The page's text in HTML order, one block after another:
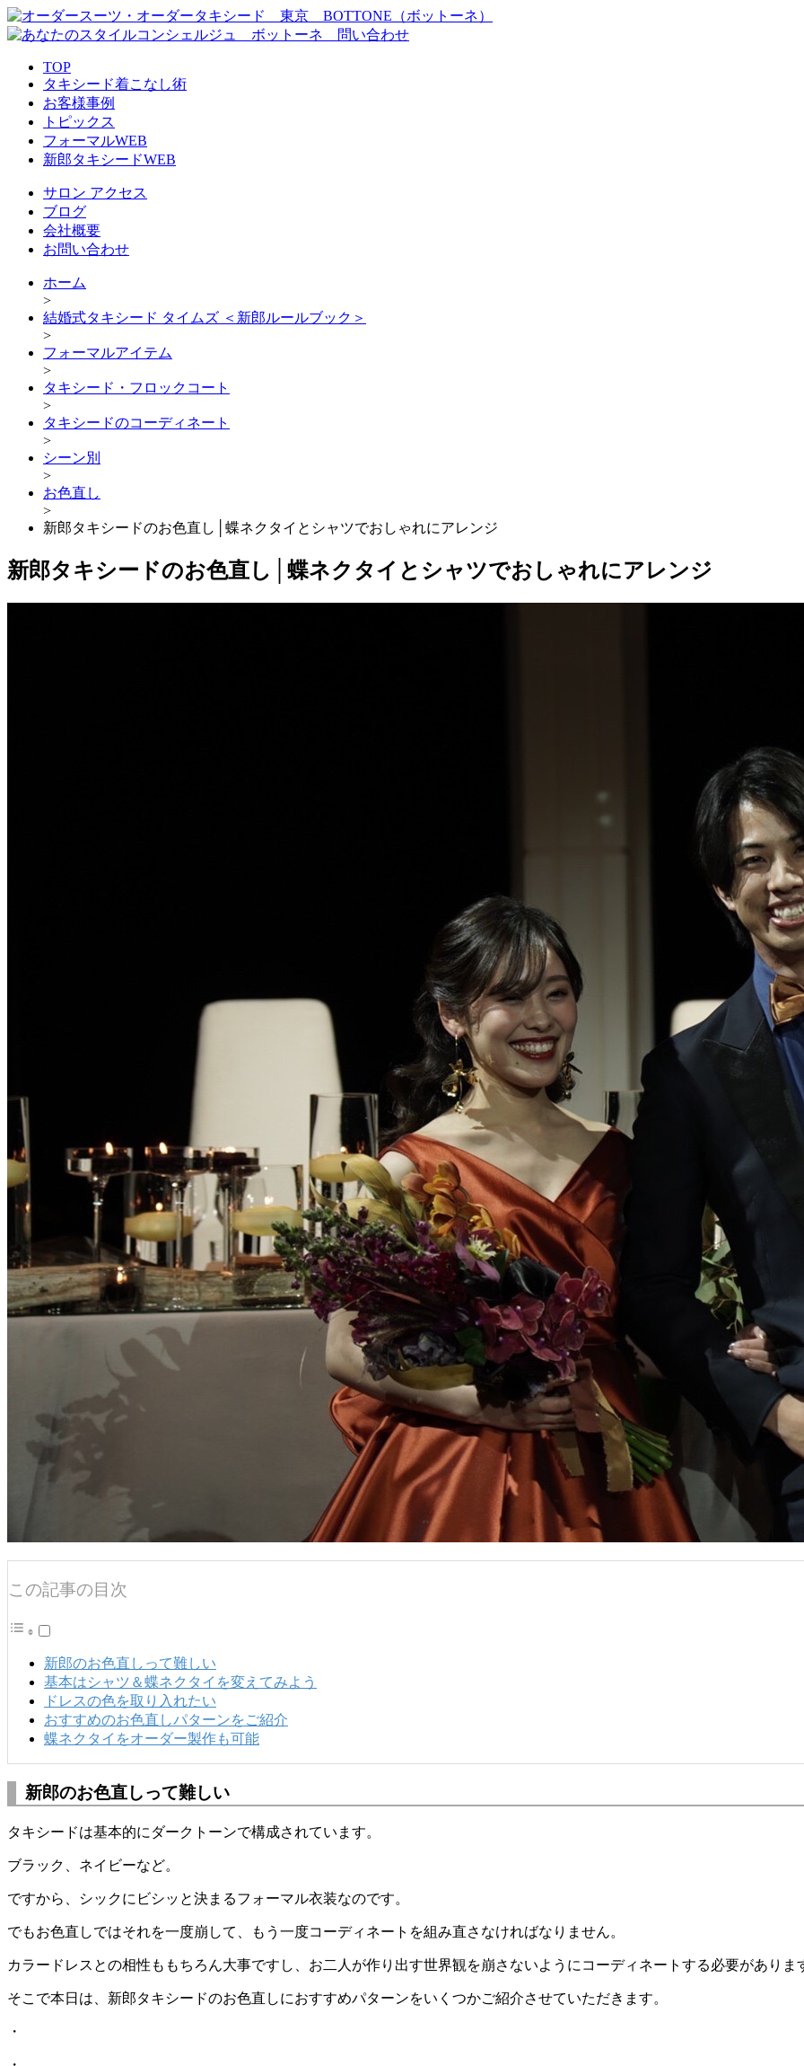
TOP
タキシード着こなし術
お客様事例
トピックス
フォーマルWEB
新郎タキシードWEB
サロン アクセス
ブログ
会社概要
お問い合わせ
ホーム
>
結婚式タキシード タイムズ ＜新郎ルールブック＞
>
フォーマルアイテム
>
タキシード・フロックコート
>
タキシードのコーディネート
>
シーン別
>
お色直し
>
新郎タキシードのお色直し│蝶ネクタイとシャツでおしゃれにアレンジ
新郎タキシードのお色直し│蝶ネクタイとシャツでおしゃれにアレンジ
この記事の目次
新郎のお色直しって難しい
基本はシャツ＆蝶ネクタイを変えてみよう
ドレスの色を取り入れたい
おすすめのお色直しパターンをご紹介
蝶ネクタイをオーダー製作も可能
新郎のお色直しって難しい
タキシードは基本的にダークトーンで構成されています。
ブラック、ネイビーなど。
ですから、シックにビシッと決まるフォーマル衣装なのです。
でもお色直しではそれを一度崩して、もう一度コーディネートを組み直さなければなりません。
カラードレスとの相性ももちろん大事ですし、お二人が作り出す世界観を崩さないようにコーディネートする必要がありま
そこで本日は、新郎タキシードのお色直しにおすすめパターンをいくつかご紹介させていただきます。
・